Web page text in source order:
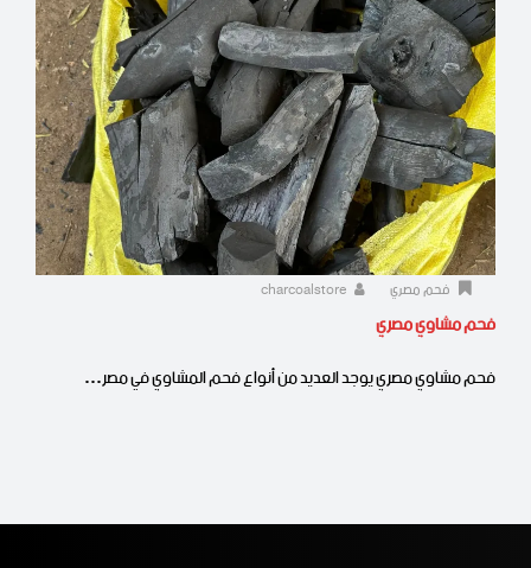
فحم مصري
فحم مشاوي مصري
فحم مشاوي مصري يوجد العديد من أنواع فحم المشاوي في مصر…